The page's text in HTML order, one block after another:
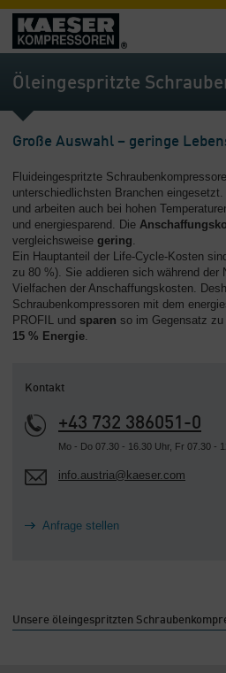
Produkte
-
Übersicht
-
Lösungen
-
Übersicht
Service
-
Übersicht
Übersicht
Öleingespritzte
Große Auswahl – geringe
Fluideingespritzte
unterschiedlichsten Branchen eingesetzt.
und arbeiten auch bei hohen
und energiesparend. Die
vergleichsweise gering.
Ein Hauptanteil der Life-Cycle-Kosten
zu 80 %). Sie addieren sich während der
Vielfachen der Anschaffungskosten.
Schraubenkompressoren mit dem
PROFIL und sparen so im Gegensatz
15 % Energie.
Kontakt
+43 732 386051-0
Mo - Do 07.30 - 16.30 Uhr, Fr 07.30 -
info.austria@kaeser.com
Anfrage stellen
Unsere öleingespritzten